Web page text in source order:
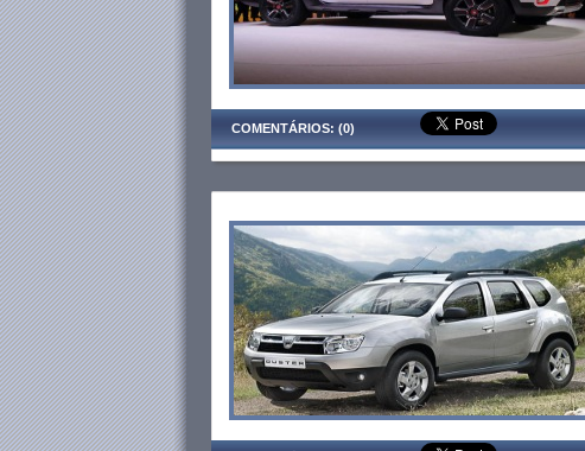
COMENTÁRIOS: (0)